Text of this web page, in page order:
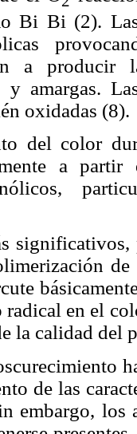
Bi Bi (2).
a producir
y amargas.
oxidadas (8).
del color
a
radical en el
la calidad del
de las
embargo, los